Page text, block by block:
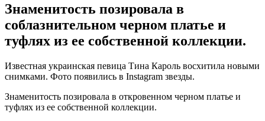
Знаменитость позировала в
соблазнительном черном платье и
туфлях из ее собственной коллекции.
Известная украинская певица Тина Кароль восхитила новыми
снимками. Фото появились в Instagram звезды.
Знаменитость позировала в откровенном черном платье и
туфлях из ее собственной коллекции.